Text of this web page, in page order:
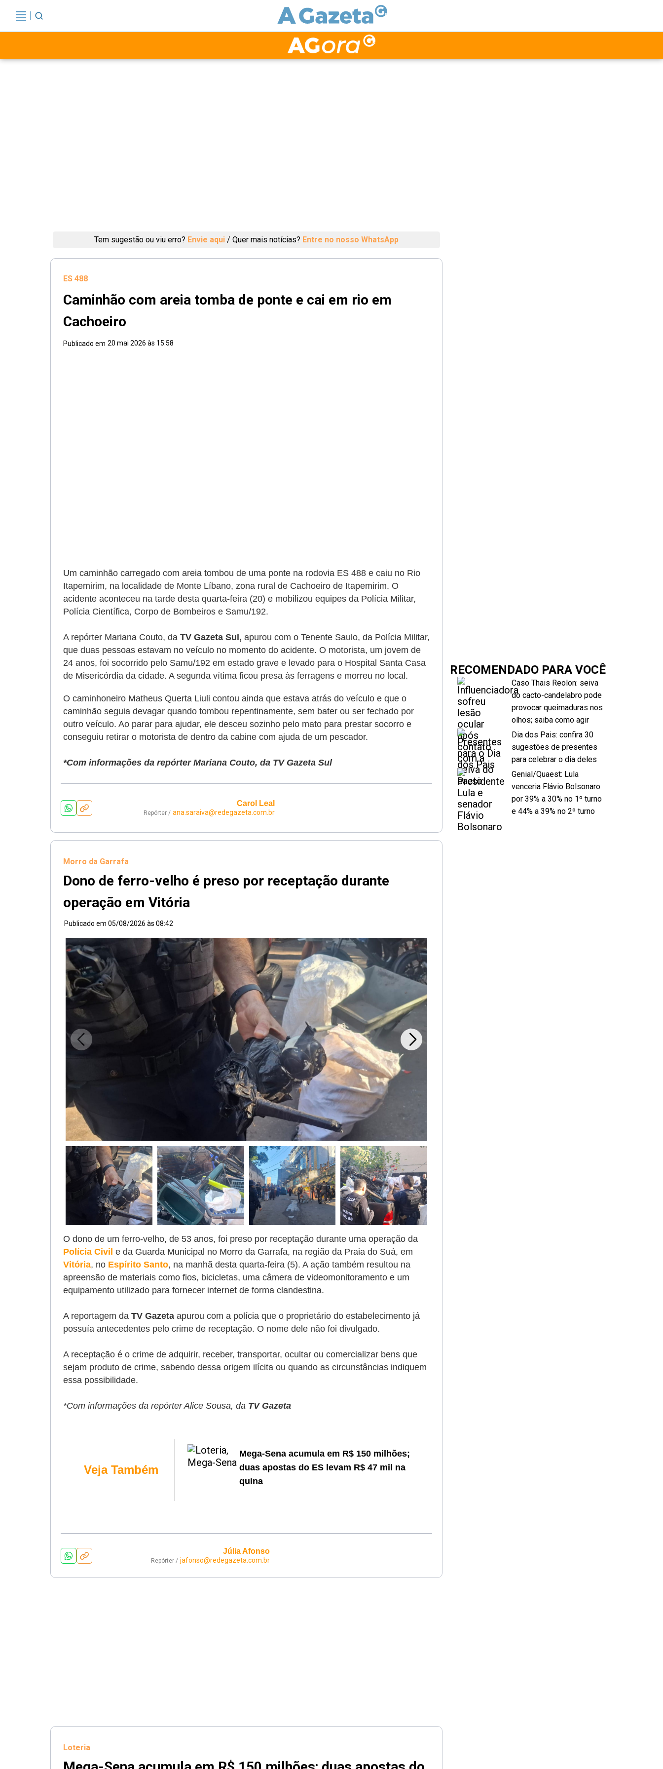
Tem sugestão ou viu erro? Envie aqui / Quer mais notícias? Entre no nosso WhatsApp
ES 488
Caminhão com areia tomba de ponte e cai em rio em
Cachoeiro
Publicado em 20 mai 2026 às 15:58
Um caminhão carregado com areia tombou de uma ponte na rodovia ES 488 e caiu no Rio
Itapemirim, na localidade de Monte Líbano, zona rural de Cachoeiro de Itapemirim. O
acidente aconteceu na tarde desta quarta-feira (20) e mobilizou equipes da Polícia Militar,
Polícia Científica, Corpo de Bombeiros e Samu/192.
A repórter Mariana Couto, da TV Gazeta Sul, apurou com o Tenente Saulo, da Polícia Militar,
que duas pessoas estavam no veículo no momento do acidente. O motorista, um jovem de
24 anos, foi socorrido pelo Samu/192 em estado grave e levado para o Hospital Santa Casa
de Misericórdia da cidade. A segunda vítima ficou presa às ferragens e morreu no local.
O caminhoneiro Matheus Querta Liuli contou ainda que estava atrás do veículo e que o
caminhão seguia devagar quando tombou repentinamente, sem bater ou ser fechado por
outro veículo. Ao parar para ajudar, ele desceu sozinho pelo mato para prestar socorro e
conseguiu retirar o motorista de dentro da cabine com ajuda de um pescador.
*Com informações da repórter Mariana Couto, da TV Gazeta Sul
Carol Leal
Repórter / ana.saraiva@redegazeta.com.br
Morro da Garrafa
Dono de ferro-velho é preso por receptação durante
operação em Vitória
Publicado em 05/08/2026 às 08:42
O dono de um ferro-velho, de 53 anos, foi preso por receptação durante uma operação da
Polícia Civil e da Guarda Municipal no Morro da Garrafa, na região da Praia do Suá, em
Vitória, no Espírito Santo, na manhã desta quarta-feira (5). A ação também resultou na
apreensão de materiais como fios, bicicletas, uma câmera de videomonitoramento e um
equipamento utilizado para fornecer internet de forma clandestina.
A reportagem da TV Gazeta apurou com a polícia que o proprietário do estabelecimento já
possuía antecedentes pelo crime de receptação. O nome dele não foi divulgado.
A receptação é o crime de adquirir, receber, transportar, ocultar ou comercializar bens que
sejam produto de crime, sabendo dessa origem ilícita ou quando as circunstâncias indiquem
essa possibilidade.
*Com informações da repórter Alice Sousa, da TV Gazeta
Veja Também
Mega-Sena acumula em R$ 150 milhões;
duas apostas do ES levam R$ 47 mil na
quina
Júlia Afonso
Repórter / jafonso@redegazeta.com.br
Loteria
RECOMENDADO PARA VOCÊ
Caso Thais Reolon: seiva
do cacto-candelabro pode
provocar queimaduras nos
olhos; saiba como agir
Dia dos Pais: confira 30
sugestões de presentes
para celebrar o dia deles
Genial/Quaest: Lula
venceria Flávio Bolsonaro
por 39% a 30% no 1º turno
e 44% a 39% no 2º turno